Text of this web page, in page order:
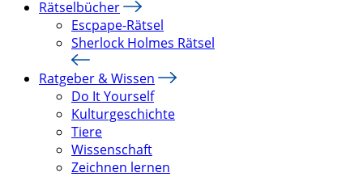
Rätselbücher
Escpape-Rätsel
Sherlock Holmes Rätsel
Ratgeber & Wissen
Do It Yourself
Kulturgeschichte
Tiere
Wissenschaft
Zeichnen lernen